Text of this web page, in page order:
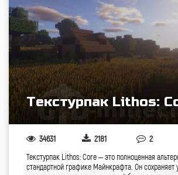
Текстурпак Lithos:
34631 2181 2
Текстурпак Lithos: Core – это полноценная
стандартной графике Майнкрафта. Он сохраняет